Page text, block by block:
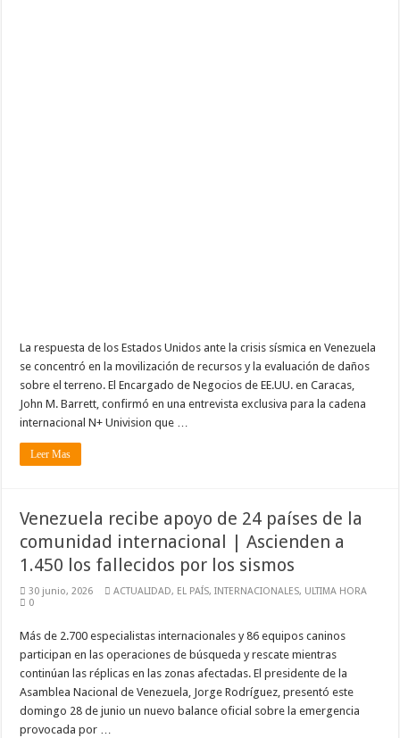
La respuesta de los Estados Unidos ante la crisis sísmica en Venezuela
se concentró en la movilización de recursos y la evaluación de daños
sobre el terreno. El Encargado de Negocios de EE.UU. en Caracas,
John M. Barrett, confirmó en una entrevista exclusiva para la cadena
internacional N+ Univision que …
Leer Mas
Venezuela recibe apoyo de 24 países de la
comunidad internacional | Ascienden a
1.450 los fallecidos por los sismos
30 junio, 2026 ACTUALIDAD, EL PAÍS,INTERNACIONALES, ULTIMA HORA
0
Más de 2.700 especialistas internacionales y 86 equipos caninos
participan en las operaciones de búsqueda y rescate mientras
continúan las réplicas en las zonas afectadas. El presidente de la
Asamblea Nacional de Venezuela, Jorge Rodríguez, presentó este
domingo 28 de junio un nuevo balance oficial sobre la emergencia
provocada por …